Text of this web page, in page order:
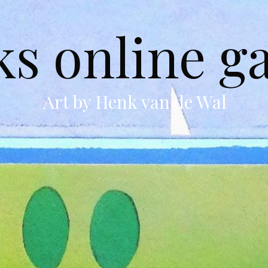
online
Art by Henk van de Wal